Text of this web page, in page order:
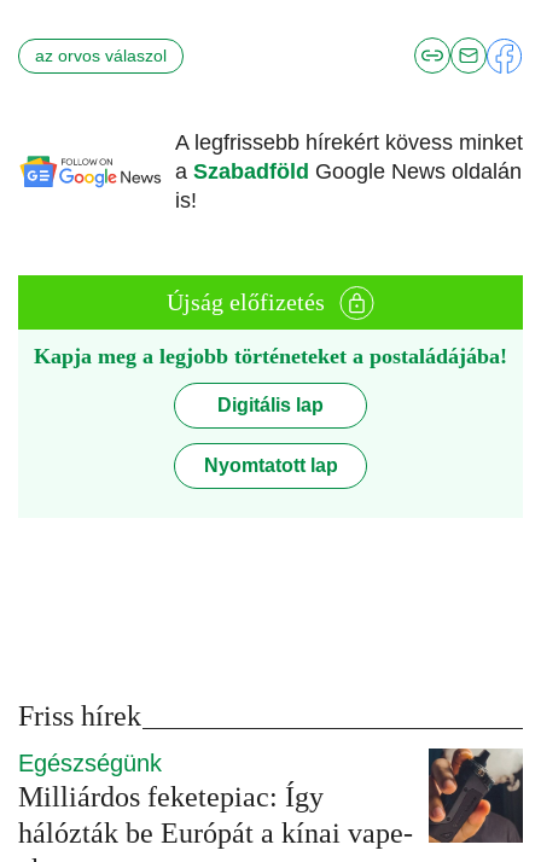
az orvos válaszol
A legfrissebb hírekért kövess minket
a Szabadföld Google News oldalán
is!
Újság előfizetés
Kapja meg a legjobb történeteket a postaládájába!
Digitális lap
Nyomtatott lap
Friss hírek
Egészségünk
Milliárdos feketepiac: Így
hálózták be Európát a kínai vape-